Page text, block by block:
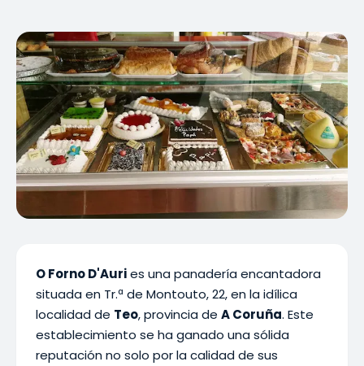
O Forno D'Auries una panadería encantadora
situada en Tr.ª de Montouto, 22, en la idílica
localidad de Teo, provincia de A Coruña. Este
establecimiento se ha ganado una sólida
reputación no solo por la calidad de sus